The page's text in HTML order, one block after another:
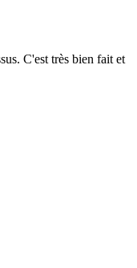
C'est très bien fait et